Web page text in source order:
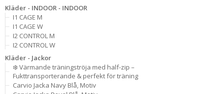
Kläder - INDOOR - INDOOR
I1 CAGE M
I1 CAGE W
I2 CONTROL M
I2 CONTROL W
Kläder - Jackor
❄️ Värmande träningströja med half-zip –
Fukttransporterande & perfekt för träning
Carvio Jacka Navy Blå, Motiv